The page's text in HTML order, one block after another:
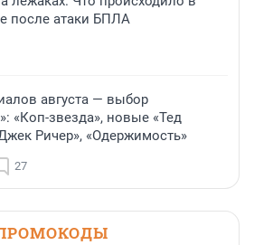
после атаки БПЛА
августа — выбор
«Коп-звезда», новые «Тед
Ричер», «Одержимость»
27